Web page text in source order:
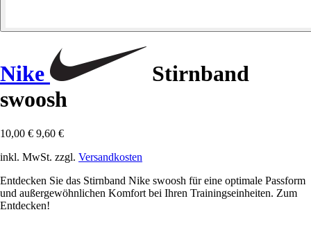
Nike
Stirnband
swoosh
10,00 € 9,60 €
inkl. MwSt. zzgl. Versandkosten
Entdecken Sie das Stirnband Nike swoosh für eine optimale Passform
und außergewöhnlichen Komfort bei Ihren Trainingseinheiten. Zum
Entdecken!